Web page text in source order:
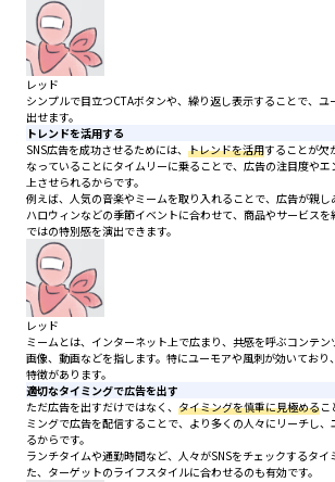
レッド
シンプルで目立つCTAボタンや、繰り返し表示することで、ユ
出せます。
トレンドを活用する
SNS広告を成功させるためには、 トレンドを活用することが欠
なっていることにタイムリーに乗ることで、広告の注目度や
上させられるからです。
例えば、人気の音楽やミームを取り入れることで、広告が親し
ハロウィンなどの季節イベントに合わせて、商品やサービス
ではの特別感を演出できます。
レッド
ミームとは、インターネット上で広まり、共感を呼ぶコンテン
画像、動画などを指します。特にユーモアや風刺が効いており
特徴があります。
適切なタイミングで広告を出す
ただ広告を出すだけではなく、 タイミングを慎重に見極めるこ
ミングで広告を配信することで、より多くの人々にリーチし
るからです。
ランチタイムや通勤時間など、人々がSNSをチェックするタイ
た、ターゲットのライフスタイルに合わせるのも有効です。